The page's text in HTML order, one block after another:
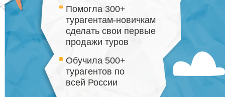
Обучила 500+
турагентов по
всей России
Помогла 300+
турагентам-новичкам
сделать свои первые
продажи туров